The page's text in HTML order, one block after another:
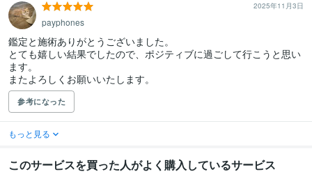
2025年11月3日
payphones
鑑定と施術ありがとうございました。
とても嬉しい結果でしたので、ポジティブに過ごして行こうと思い
ます。
またよろしくお願いいたします。
参考になった
もっと見る
このサービスを買った人がよく購入しているサービス